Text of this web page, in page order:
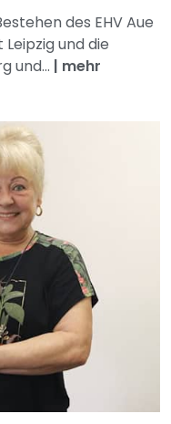
des EHV Aue
und die
und... | mehr